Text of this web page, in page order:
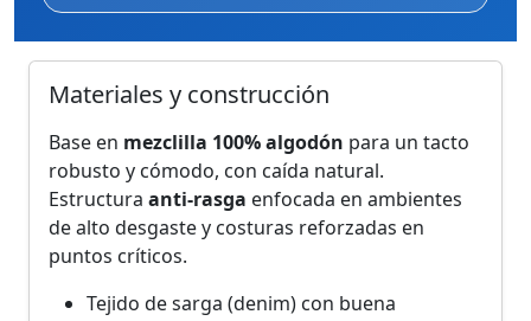
Materiales y construcción
Base en mezclilla 100% algodón para un tacto
robusto y cómodo, con caída natural.
Estructura anti-rasga enfocada en ambientes
de alto desgaste y costuras reforzadas en
puntos críticos.
Tejido de sarga (denim) con buena